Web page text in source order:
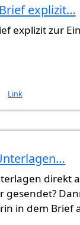
vonGast
explizit…
explizit zur
Link
vonGast
direkt
gesendet?
in dem Brief